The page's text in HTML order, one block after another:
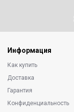
Информация
Как купить
Доставка
Гарантия
Конфиденциальность